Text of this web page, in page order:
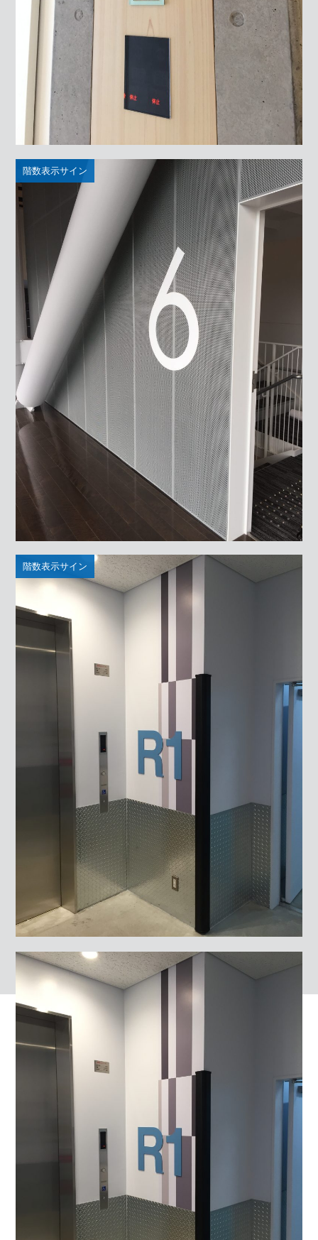
階数表示サイン
階数表示サイン
〒553-0001 大阪府大阪市福島区海老江5-2-2
大拓ビル5
タップして電話をかける
06-6225-7530